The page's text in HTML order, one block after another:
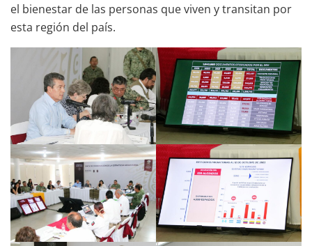
el bienestar de las personas que viven y transitan por
esta región del país.